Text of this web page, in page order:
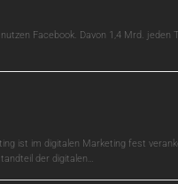
Facebook. Davon 1,4 Mrd. jeden
ist im digitalen Marketing fest
der digitalen…